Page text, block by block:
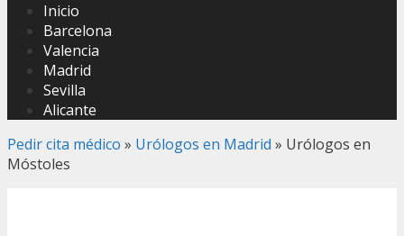
Inicio
Barcelona
Valencia
Madrid
Sevilla
Alicante
Pedir cita médico » Urólogos en Madrid » Urólogos en
Móstoles